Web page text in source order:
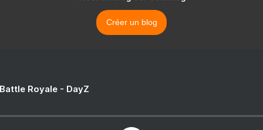
Créer un blog
Royale - DayZ